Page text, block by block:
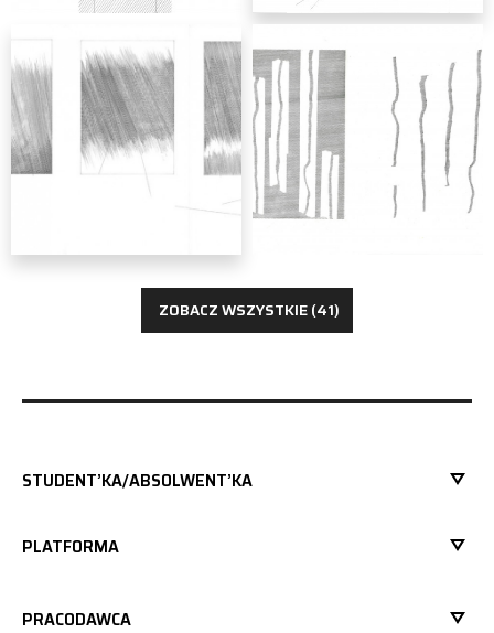
ZOBACZ WSZYSTKIE (41)
STUDENT’KA/ABSOLWENT’KA
PLATFORMA
PRACODAWCA